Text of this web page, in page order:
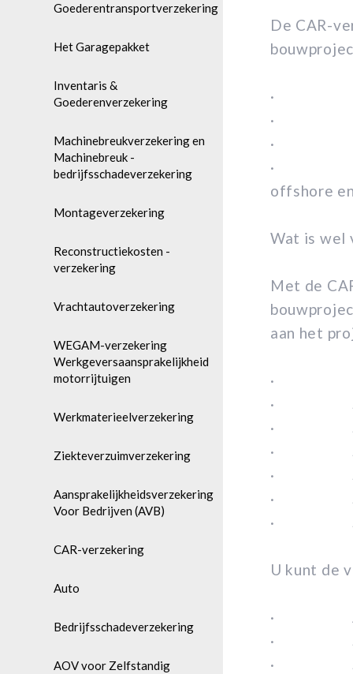
Goederentransportverzekering
Het Garagepakket
Inventaris &
Goederenverzekering
Machinebreukverzekering en
Machinebreuk -
bedrijfsschadeverzekering
Montageverzekering
Reconstructiekosten -
verzekering
Vrachtautoverzekering
WEGAM-verzekering
Werkgeversaansprakelijkheid
motorrijtuigen
Werkmaterieelverzekering
Ziekteverzuimverzekering
Aansprakelijkheidsverzekering
Voor Bedrijven (AVB)
CAR-verzekering
Auto
Bedrijfsschadeverzekering
AOV voor Zelfstandig
De CAR-
·
·
·
·
offshore
Wat is wel
Met de
aan het
·
·
·
·
·
·
·
U kunt de
·
·
·